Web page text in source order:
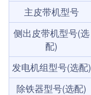
主皮带机型号
侧出皮带机型号(选
配)
发电机组型号(选配)
除铁器型号(选配)